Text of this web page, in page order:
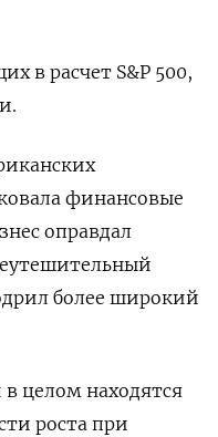
в расчет S&P 500,
финансовые
оправдал
более широкий
целом находятся
роста при